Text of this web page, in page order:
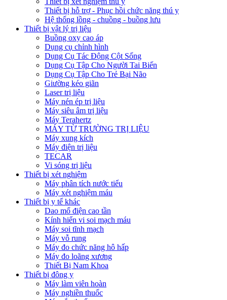
Thiết bị hỗ trợ - Phục hồi chức năng thú y
Hệ thống lồng - chuồng - buồng lưu
Thiết bị vật lý trị liệu
Buồng oxy cao áp
Dụng cụ chỉnh hình
Dụng Cụ Tác Động Cột Sống
Dụng Cụ Tập Cho Người Tai Biến
Dụng Cụ Tập Cho Trẻ Bại Não
Giường kéo giãn
Laser trị liệu
Máy nén ép trị liệu
Máy siêu âm trị liệu
Máy Terahertz
MÁY TỪ TRƯỜNG TRỊ LIỆU
Máy xung kích
Máy điện trị liệu
TECAR
Vi sóng trị liệu
Thiết bị xét nghiệm
Máy phân tích nước tiểu
Máy xét nghiệm máu
Thiết bị y tế khác
Dao mổ điện cao tần
Kính hiển vi soi mạch máu
Máy soi tĩnh mạch
Máy vỗ rung
Máy đo chức năng hô hấp
Máy đo loãng xương
Thiết Bị Nam Khoa
Thiết bị đông y
Máy làm viên hoàn
Máy nghiền thuốc